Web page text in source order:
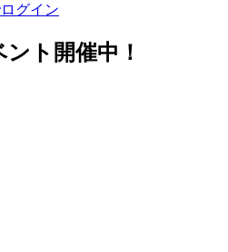
グイン
ト開催中！